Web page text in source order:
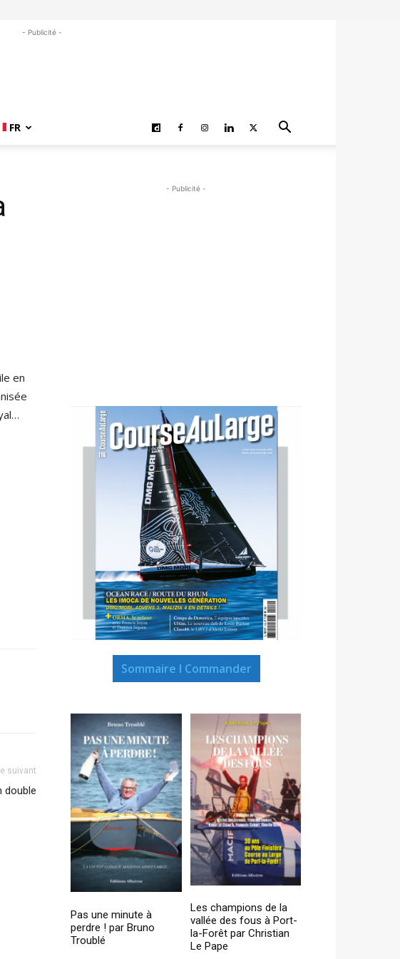
- Publicité -
FR
en
suivant
double
- Publicité -
Sommaire I Commander
Pas une minute à
perdre ! par Bruno
Troublé
Les champions de la
vallée des fous à Port-
la-Forêt par Christian
Le Pape